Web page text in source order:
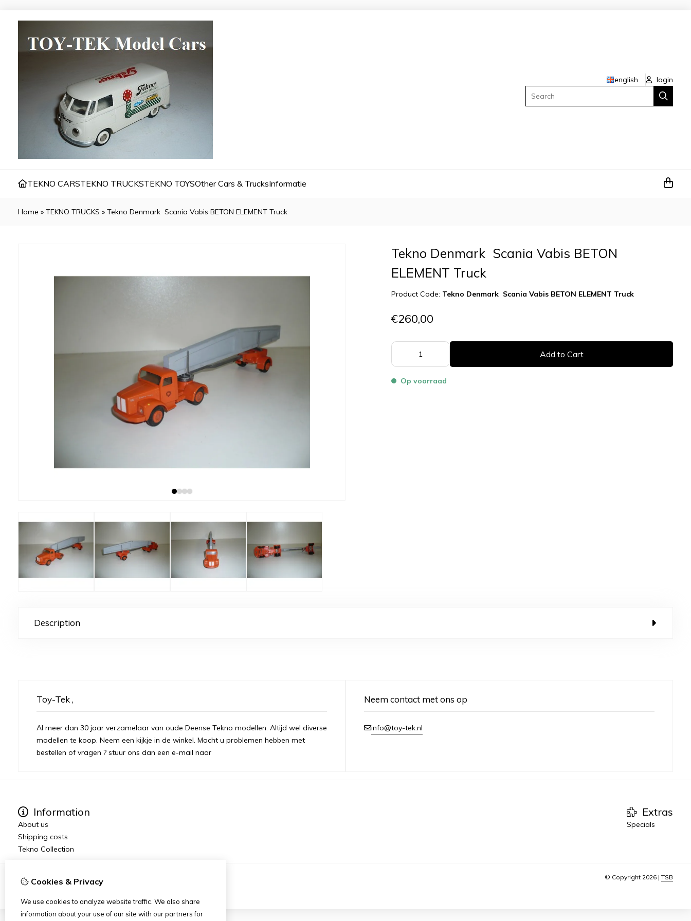
english
login
TEKNO CARSTEKNO TRUCKSTEKNO TOYSOther Cars & TrucksInformatie
Home » TEKNO TRUCKS » Tekno Denmark Scania Vabis BETON ELEMENT Truck
Tekno Denmark Scania Vabis BETON
ELEMENT Truck
Product Code: Tekno Denmark Scania Vabis BETON ELEMENT Truck
€260,00
Add to Cart
Op voorraad
Description
Toy-Tek ,
Al meer dan 30 jaar verzamelaar van oude Deense Tekno modellen. Altijd wel diverse
modellen te koop. Neem een kijkje in de winkel. Mocht u problemen hebben met
bestellen of vragen ? stuur ons dan een e-mail naar
Neem contact met ons op
info@toy-tek.nl
Information
About us
Shipping costs
Tekno Collection
Extras
Specials
© Copyright 2026 | TSB
Cookies & Privacy
We use cookies to analyze website traffic. We also share
information about your use of our site with our partners for